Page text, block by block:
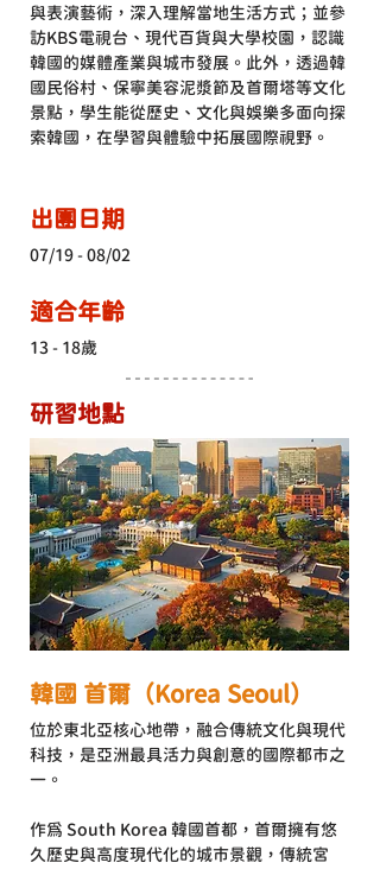
與表演藝術，深入理解當地生活方式；並參
訪KBS電視台、現代百貨與大學校園，認識
韓國的媒體產業與城市發展。此外，透過韓
國民俗村、保寧美容泥漿節及首爾塔等文化
景點，學生能從歷史、文化與娛樂多面向探
索韓國，在學習與體驗中拓展國際視野。
出團日期
07/19 - 08/02
適合年齡
13 - 18歲
研習地點
韓國 首爾（Korea Seou l）
位於東北亞核心地帶，融合傳統文化與現代
科技，是亞洲最具活力與創意的國際都市之
一。
作為 South Korea 韓國首都，首爾擁有悠
久歷史與高度現代化的城市景觀，傳統宮